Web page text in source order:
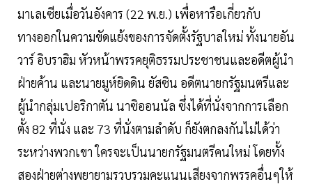
มาเลเซียเมื่อวันอังคาร (22 พ.ย.) เพื่อหารือเกี่ยวกับ
ทางออกในความขัดแย้งของการจัดตั้งรัฐบาลใหม่ ทั้งนายอัน
วาร์ อิบราฮิม หัวหน้าพรรคยุติธรรมประชาชนและอดีตผู้นำ
ฝ่ายค้าน และนายมูห์ยิดดิน ยัสซิน อดีตนายกรัฐมนตรีและ
ผู้นำกลุ่มเปอริกาตัน นาซิออนนัล ซึ่งได้ที่นั่งจากการเลือก
ตั้ง 82 ที่นั่ง และ 73 ที่นั่งตามลำดับ ก็ยังตกลงกันไม่ได้ว่า
ระหว่างพวกเขา ใครจะเป็นนายกรัฐมนตรีคนใหม่ โดยทั้ง
สองฝ่ายต่างพยายามรวบรวมคะแนนเสียงจากพรรคอื่นๆให้